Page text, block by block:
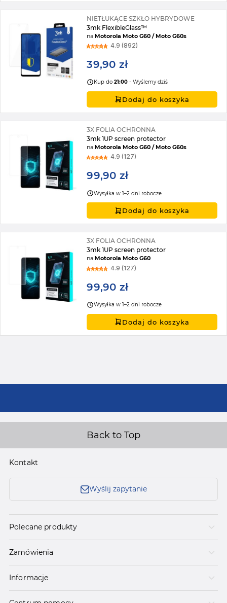
NIETŁUKĄCE SZKŁO HYBRYDOWE
3mk FlexibleGlass™
naMotorola Moto G60 / Moto G60s
4.9 (892)
39,90 zł
Kup do21:00 - Wyślemy dziś
Dodaj do koszyka
3X FOLIA OCHRONNA
3mk 1UP screen protector
naMotorola Moto G60 / Moto G60s
4.9 (127)
99,90 zł
Wysyłka w 1–2 dni robocze
Dodaj do koszyka
3X FOLIA OCHRONNA
3mk 1UP screen protector
naMotorola Moto G60
4.9 (127)
99,90 zł
Wysyłka w 1–2 dni robocze
Dodaj do koszyka
Back to Top
Kontakt
Wyślij zapytanie
Polecane produkty
Zamówienia
Informacje